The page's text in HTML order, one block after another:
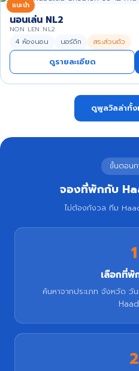
แนะนำ
นอนเล่น NL2
NON LEN NL2
4 ห้องนอน นอร์ดิก สระส่วนตัว
ดูรายละเอียด
ดูพูลวิลล่าทั้
ขั้นตอนก
จองที่พักกับ
ไม่ต้องกังวล ทีม
1
เลือกที่พั
ค้นหาจากประเภท จังหวัด วั
2